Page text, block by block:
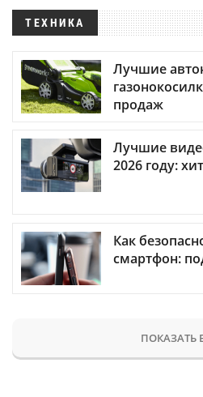
ТЕХНИКА
Лучшие
продаж
Лучшие
2026 году:
Как
смартфон:
ПОКАЗАТЬ